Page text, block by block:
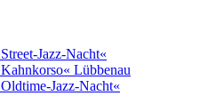
Jazz-Nacht«
Lübbenau
Jazz-Nacht«